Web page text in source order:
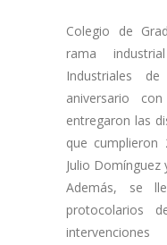
Colegio de
rama
Industriales
aniversario
entregaron las
que
Julio Domínguez
Además, se
protocolarios